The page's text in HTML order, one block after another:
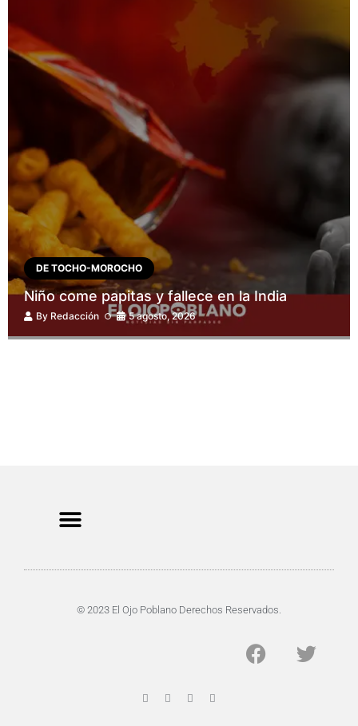
DE TOCHO-MOROCHO
Niño come papitas y fallece en la India
By Redacción 5 agosto, 2026
© 2023 El Ojo Poblano Derechos Reservados.